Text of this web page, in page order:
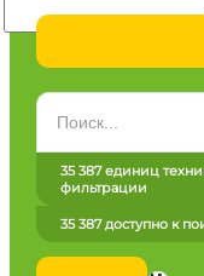
Марка
Все марки
35 387 единиц
фильтрации
35 387 доступно к